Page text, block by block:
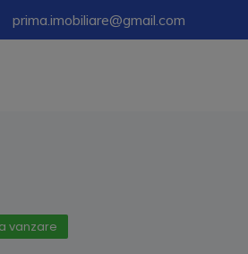
prima.imobiliare@gmail.com
vanzare